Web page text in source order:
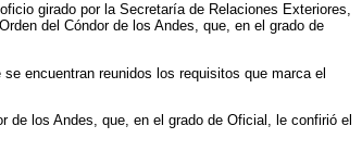
girado por la Secretaría de Relaciones Exteriores,
del Cóndor de los Andes, que, en el grado de
encuentran reunidos los requisitos que marca el
los Andes, que, en el grado de Oficial, le confirió el